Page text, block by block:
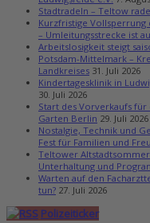
Stadtradeln – Teltow
Kurzfristige Vollsperrung
– Umleitungsstrecke ist
Arbeitslosigkeit steigt
Potsdam-Mittelmark –
Landkreises 31. Juli 2026
Kindertagesklinik in
30. Juli 2026
Start des Vorverkaufs
Garten Berlin 29. Juli 2026
Nostalgie, Technik und
Fest für Familien und
Teltower Altstadtsommer
Unterhaltung und
Warten auf den
tun? 27. Juli 2026
Polizeiticker